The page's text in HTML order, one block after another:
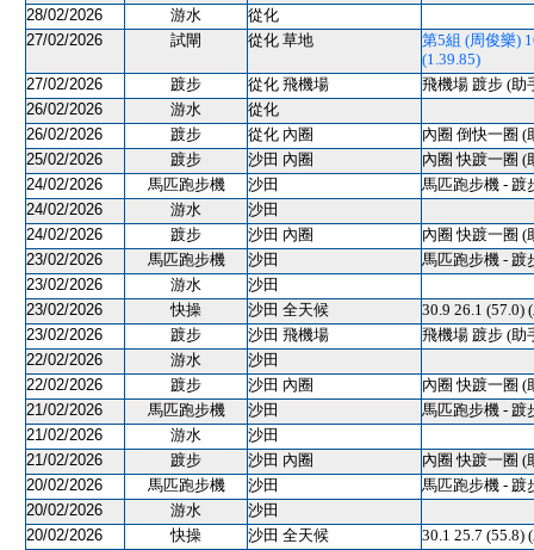
28/02/2026
游水
從化
27/02/2026
試閘 從化 草地
第5組 (周俊樂)
(1.39.85)
27/02/2026
踱步 從化 飛機場
飛機場 踱步 (助
26/02/2026
游水
從化
26/02/2026
踱步 從化 內圈
內圈 倒快一圈 (
25/02/2026
踱步 沙田 內圈
內圈 快踱一圈 (
24/02/2026
馬匹跑步機 沙田
馬匹跑步機 - 踱
24/02/2026
游水
沙田
24/02/2026
踱步 沙田 內圈
內圈 快踱一圈 (
23/02/2026
馬匹跑步機 沙田
馬匹跑步機 - 踱
23/02/2026
游水
沙田
23/02/2026
快操 沙田 全天候
30.9 26.1 (57.0)
23/02/2026
踱步 沙田 飛機場
飛機場 踱步 (助
22/02/2026
游水
沙田
22/02/2026
踱步 沙田 內圈
內圈 快踱一圈 (
21/02/2026
馬匹跑步機 沙田
馬匹跑步機 - 踱
21/02/2026
游水
沙田
21/02/2026
踱步 沙田 內圈
內圈 快踱一圈 (
20/02/2026
馬匹跑步機 沙田
馬匹跑步機 - 踱
20/02/2026
游水
沙田
20/02/2026
快操 沙田 全天候
30.1 25.7 (55.8)